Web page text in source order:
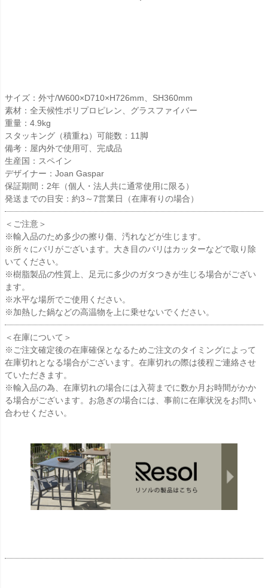
サイズ：外寸/W600×D710×H726mm、SH360mm
素材：全天候性ポリプロピレン、グラスファイバー
重量：4.9kg
スタッキング（積重ね）可能数：11脚
備考：屋内外で使用可、完成品
生産国：スペイン
デザイナー：Joan Gaspar
保証期間：2年（個人・法人共に通常使用に限る）
発送までの目安：約3～7営業日（在庫有りの場合）
＜ご注意＞
※輸入品のため多少の擦り傷、汚れなどが生じます。
※所々にバリがございます。大き目のバリはカッターなどで取り除
いてください。
※樹脂製品の性質上、足元に多少のガタつきが生じる場合がござい
ます。
※水平な場所でご使用ください。
※加熱した鍋などの高温物を上に乗せないでください。
＜在庫について＞
※ご注文確定後の在庫確保となるためご注文のタイミングによって
在庫切れとなる場合がございます。在庫切れの際は後程ご連絡させ
ていただきます。
※輸入品の為、在庫切れの場合には入荷までに数か月お時間がかか
る場合がございます。お急ぎの場合には、事前に在庫状況をお問い
合わせください。